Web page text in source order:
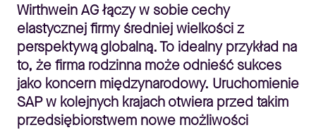
Wirthwein AG łączy w sobie cechy
elastycznej firmy średniej wielkości z
perspektywą globalną. To idealny przykład na
to, że firma rodzinna może odnieść sukces
jako koncern międzynarodowy. Uruchomienie
SAP w kolejnych krajach otwiera przed takim
przedsiębiorstwem nowe możliwości